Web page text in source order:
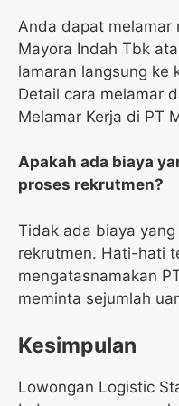
Anda dapat melamar
Mayora Indah Tbk
lamaran langsung ke
Detail cara melamar
Melamar Kerja di PT
Apakah ada biaya
proses rekrutmen?
Tidak ada biaya
rekrutmen. Hati-hati
mengatasnamakan
meminta sejumlah
Kesimpulan
Lowongan Logistic